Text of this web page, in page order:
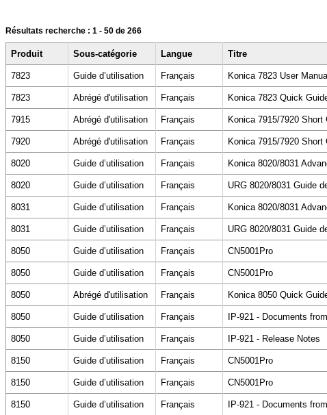
Résultats recherche : 1 - 50 de 266
Produit Sous-catégorie Langue Titre
7823 Guide d’utilisation Français Konica 7823 User Manual
7823 Abrégé d'utilisation Français Konica 7823 Quick
7915 Abrégé d'utilisation Français Konica 7915/7920 Short
7920 Abrégé d'utilisation Français Konica 7915/7920 Short
8020 Guide d’utilisation Français Konica 8020/8031
8020 Guide d’utilisation Français URG 8020/8031 Guide
8031 Guide d’utilisation Français Konica 8020/8031
8031 Guide d’utilisation Français URG 8020/8031 Guide
8050 Guide d’utilisation Français CN5001Pro
8050 Guide d’utilisation Français CN5001Pro
8050 Abrégé d'utilisation Français Konica 8050 Quick
8050 Guide d’utilisation Français IP-921 - Documents
8050 Guide d’utilisation Français IP-921 - Release Notes
8150 Guide d’utilisation Français CN5001Pro
8150 Guide d’utilisation Français CN5001Pro
8150 Guide d’utilisation Français IP-921 - Documents